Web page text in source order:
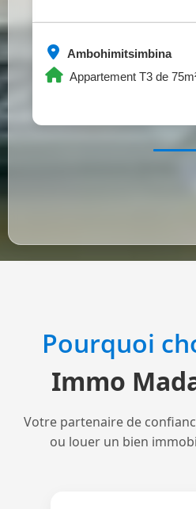
Ambohimitsimbina
Appartement T3 de
Pourquoi
Immo
Votre partenaire de
ou louer un bien